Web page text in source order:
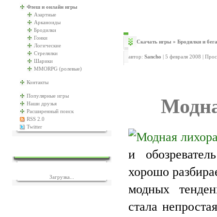
Флеш и онлайн игры
Азартные
Арканоиды
Бродилки
Гонки
Логические
Стрелялки
Шарики
MMORPG (ролевые)
Контакты
Популярные игры
Наши друзья
Расширенный поиск
RSS 2.0
Twitter
Загрузка...
Скачать игры » Бродилки и
автор: Sancho | 5 февраля 2008 |
и
хорошо
модных
стала